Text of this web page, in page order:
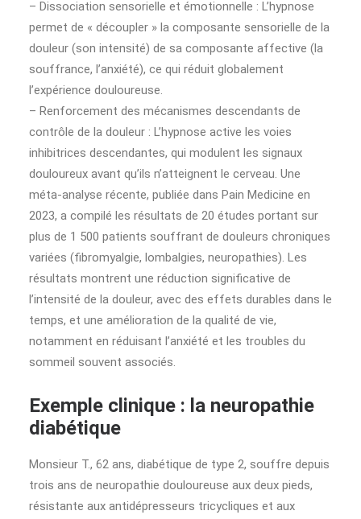
– Dissociation sensorielle et émotionnelle : L’hypnose
permet de « découpler » la composante sensorielle de la
douleur (son intensité) de sa composante affective (la
souffrance, l’anxiété), ce qui réduit globalement
l’expérience douloureuse.
– Renforcement des mécanismes descendants de
contrôle de la douleur : L’hypnose active les voies
inhibitrices descendantes, qui modulent les signaux
douloureux avant qu’ils n’atteignent le cerveau. Une
méta-analyse récente, publiée dans Pain Medicine en
2023, a compilé les résultats de 20 études portant sur
plus de 1 500 patients souffrant de douleurs chroniques
variées (fibromyalgie, lombalgies, neuropathies). Les
résultats montrent une réduction significative de
l’intensité de la douleur, avec des effets durables dans le
temps, et une amélioration de la qualité de vie,
notamment en réduisant l’anxiété et les troubles du
sommeil souvent associés.
Exemple clinique : la neuropathie
diabétique
Monsieur T., 62 ans, diabétique de type 2, souffre depuis
trois ans de neuropathie douloureuse aux deux pieds,
résistante aux antidépresseurs tricycliques et aux